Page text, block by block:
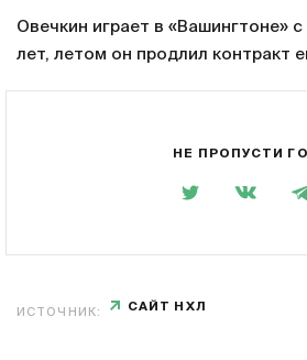
Овечкин играет в «Вашингтоне»
лет, летом он продлил контракт
НЕ ПРОПУСТИ
ИСТОЧНИК: САЙТ НХЛ